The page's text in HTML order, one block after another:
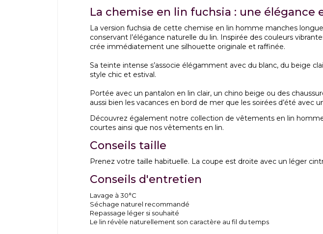
La chemise en lin fuchsia : une élégance
La version fuchsia de cette chemise en lin homme manches
conservant l’élégance naturelle du lin. Inspirée des couleurs
crée immédiatement une silhouette originale et raffinée.
Sa teinte intense s’associe élégamment avec du blanc, du beige
style chic et estival.
Portée avec un pantalon en lin clair, un chino beige ou des
aussi bien les vacances en bord de mer que les soirées d’été avec
Découvrez également notre collection de vêtements en lin
courtes ainsi que nos vêtements en lin.
Conseils taille
Prenez votre taille habituelle. La coupe est droite avec un léger
Conseils d'entretien
Lavage à 30°C
Séchage naturel recommandé
Repassage léger si souhaité
Le lin révèle naturellement son caractère au fil du temps